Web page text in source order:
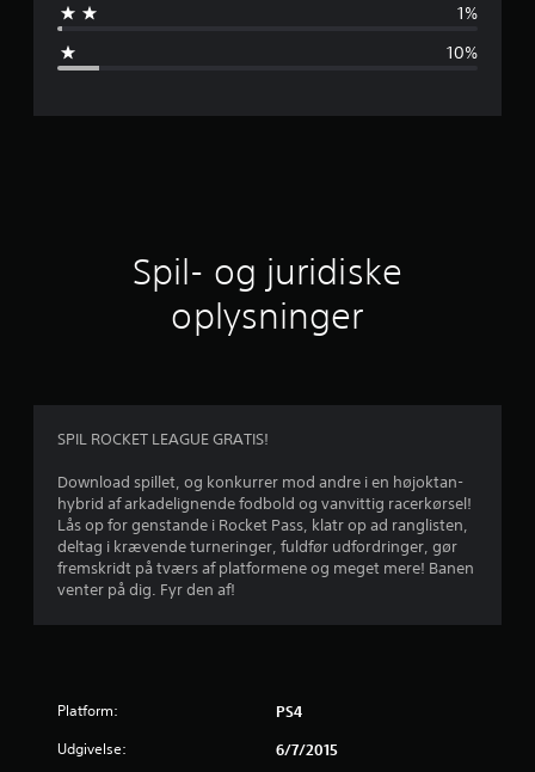
m
n
r
d
e
r
1%
10%
Spil- og juridiske
oplysninger
SPIL ROCKET LEAGUE GRATIS!
Download spillet, og konkurrer mod andre i en højoktan-
hybrid af arkadelignende fodbold og vanvittig racerkørsel!
Lås op for genstande i Rocket Pass, klatr op ad ranglisten,
deltag i krævende turneringer, fuldfør udfordringer, gør
fremskridt på tværs af platformene og meget mere! Banen
venter på dig. Fyr den af!
Platform: PS4
Udgivelse: 6/7/2015